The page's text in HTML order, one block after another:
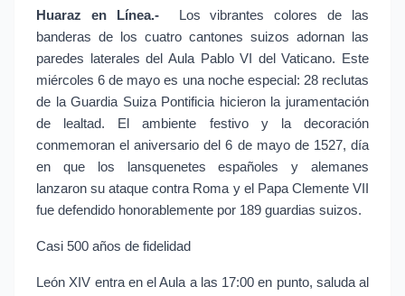
Huaraz en Línea.-
Los vibrantes colores de las
banderas de los cuatro cantones suizos adornan las
paredes laterales del Aula Pablo VI del Vaticano. Este
miércoles 6 de mayo es una noche especial: 28 reclutas
de la Guardia Suiza Pontificia hicieron la juramentación
de lealtad. El ambiente festivo y la decoración
conmemoran el aniversario del 6 de mayo de 1527, día
en que los lansquenetes españoles y alemanes
lanzaron su ataque contra Roma y el Papa Clemente VII
fue defendido honorablemente por 189 guardias suizos.
Casi 500 años de fidelidad
León XIV entra en el Aula a las 17:00 en punto, saluda al